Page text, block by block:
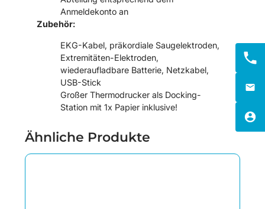
Anmeldekonto an
Zubehör:
EKG-Kabel, präkordiale Saugelektroden,
Extremitäten-Elektroden,
wiederaufladbare Batterie, Netzkabel,
USB-Stick
Großer Thermodrucker als Docking-
Station mit 1x Papier inklusive!
Ähnliche Produkte